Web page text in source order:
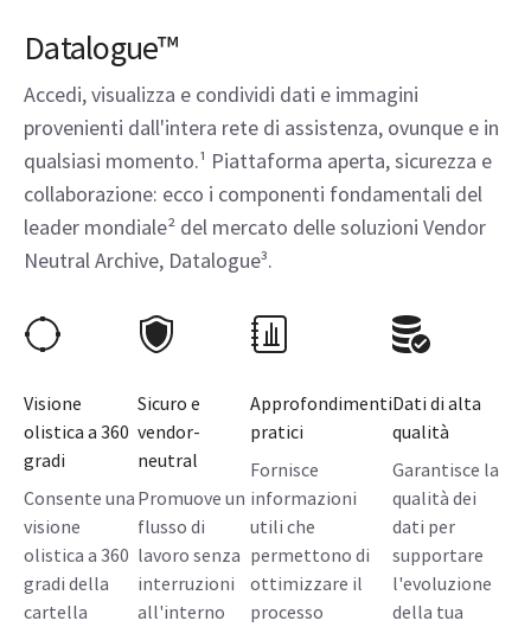
Datalogue™
Accedi, visualizza e condividi dati e immagini
provenienti dall'intera rete di assistenza, ovunque e in
qualsiasi momento.¹ Piattaforma aperta, sicurezza e
collaborazione: ecco i componenti fondamentali del
leader mondiale² del mercato delle soluzioni Vendor
Neutral Archive, Datalogue³.
Visione
olistica a 360
gradi
Consente una
visione
olistica a 360
gradi della
cartella
Sicuro e
vendor-
neutral
Promuove un
flusso di
lavoro senza
interruzioni
all'interno
Approfondimenti
pratici
Fornisce
informazioni
utili che
permettono di
ottimizzare il
processo
Dati di alta
qualità
Garantisce la
qualità dei
dati per
supportare
l'evoluzione
della tua